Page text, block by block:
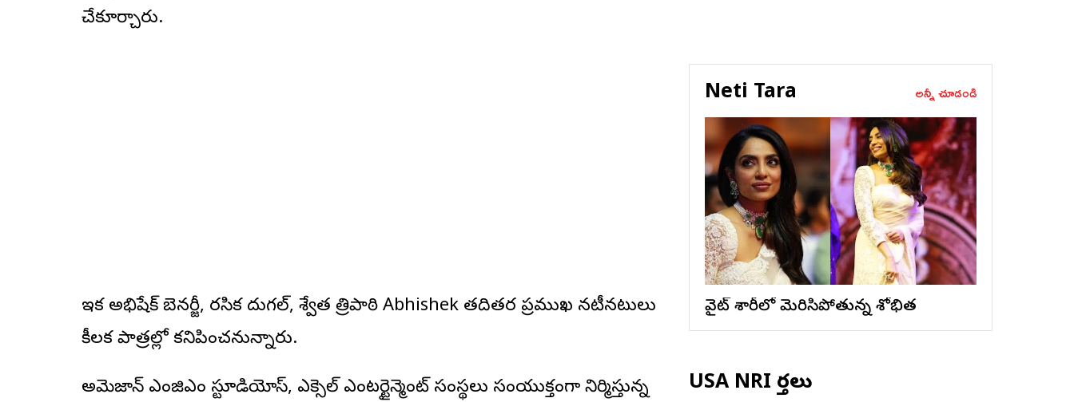
చేకూర్చారు.
ఇక అభిషేక్ బెనర్జీ, రసిక దుగల్, శ్వేత త్రిపాఠి Abhishek తదితర ప్రముఖ నటీనటులు
కీలక పాత్రల్లో కనిపించనున్నారు.
అమెజాన్ ఎంజిఎం స్టూడియోస్, ఎక్సెల్ ఎంటర్టైన్మెంట్ సంస్థలు సంయుక్తంగా నిర్మిస్తున్న
Neti Tara అన్నీ చూడండి
వైట్ శారీలో మెరిసిపోతున్న శోభిత
USA NRI వార్తలు